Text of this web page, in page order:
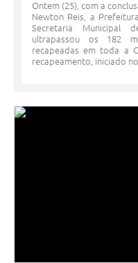
Ontem (25), com a
Newton Reis, a
Secretaria Municipal
ultrapassou os 182
recapeadas em toda a
recapeamento, iniciado no